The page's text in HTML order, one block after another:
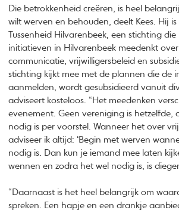
Die betrokkenheid creëren, is heel
wilt werven en behouden, deelt Kees. Hij
Tussenheid Hilvarenbeek, een stichting
initiatieven in Hilvarenbeek meedenkt
communicatie, vrijwilligersbeleid en
stichting kijkt mee met de plannen die de
aanmelden, wordt gesubsidieerd vanuit
adviseert kosteloos. “Het meedenken
evenement. Geen vereniging is hetzelfde,
nodig is per voorstel. Wanneer het over
adviseer ik altijd: ‘Begin met werven
nodig is. Dan kun je iemand mee laten
wennen en zodra het wel nodig is, is
“Daarnaast is het heel belangrijk om
spreken. Een hapje en een drankje